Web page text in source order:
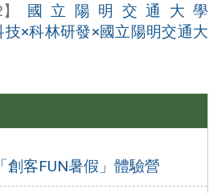
創客FUN暑假」體驗營
國立陽明交通大學
技×科林研發×國立陽明交通大